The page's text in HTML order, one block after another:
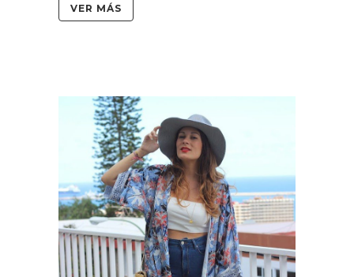
VER MÁS